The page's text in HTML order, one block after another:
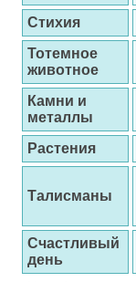
Стихия
Тотемное
животное
Камни и
металлы
Растения
Талисманы
Счастливый
день